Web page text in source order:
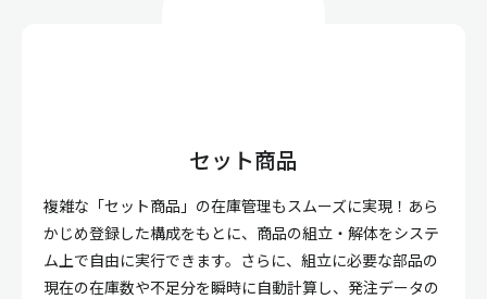
セット商品
複雑な「セット商品」の在庫管理もスムーズに実現！あら
かじめ登録した構成をもとに、商品の組立・解体をシステ
ム上で自由に実行できます。さらに、組立に必要な部品の
現在の在庫数や不足分を瞬時に自動計算し、発注データの